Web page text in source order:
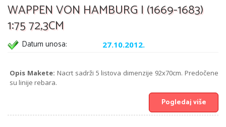
WAPPEN VON HAMBURG I (1669-1683)
1:75 72,3CM
Datum unosa: 27.10.2012.
Opis Makete: Nacrt sadrži 5 listova dimenzije 92x70cm. Predočene
su linije rebara.
Pogledaj više